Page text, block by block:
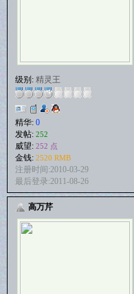
级别: 精灵王
精华: 0
发帖: 252
威望: 252 点
金钱: 2520 RMB
注册时间:2010-03-29
最后登录:2011-08-26
高万芹